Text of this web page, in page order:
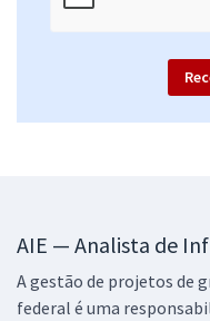
AIE — Analista de
A gestão de projetos de
federal é uma